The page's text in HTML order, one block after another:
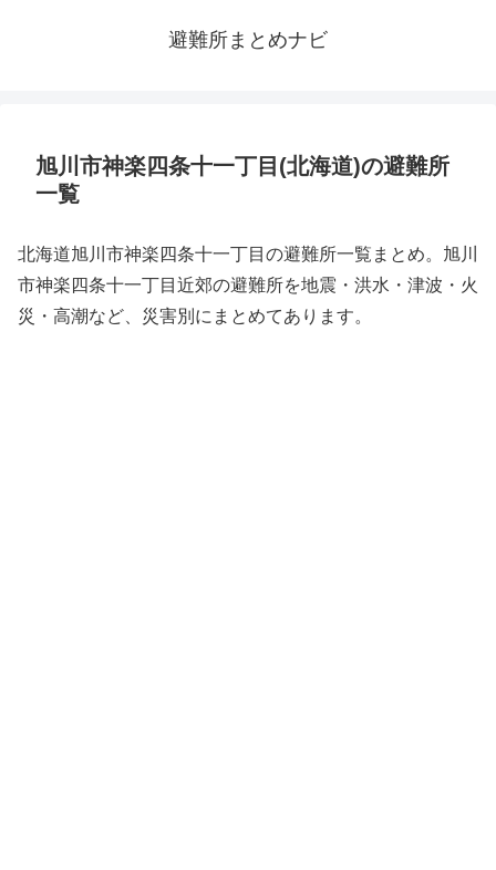
避難所まとめナビ
旭川市神楽四条十一丁目(北海道)の避難所
一覧
北海道旭川市神楽四条十一丁目の避難所一覧まとめ。旭川
市神楽四条十一丁目近郊の避難所を地震・洪水・津波・火
災・高潮など、災害別にまとめてあります。